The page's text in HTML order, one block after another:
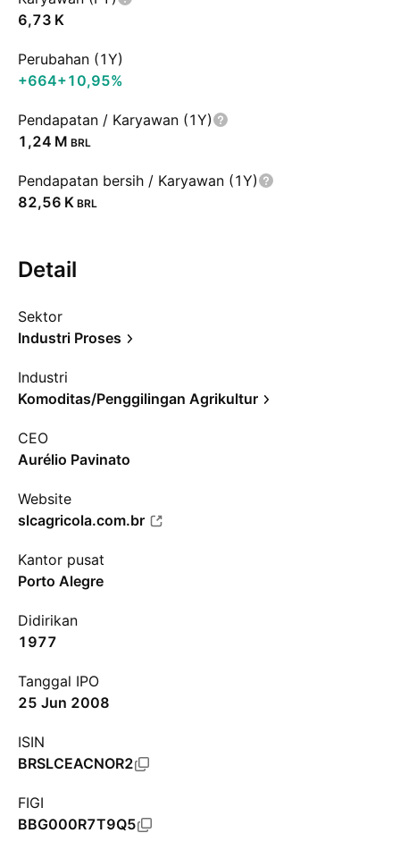
‪6,73 K‬
Perubahan (1Y)
+664+10,95%
Pendapatan / Karyawan (1Y)
‪1,24 M‬ BRL
Pendapatan bersih / Karyawan (1Y)
‪82,56 K‬ BRL
Detail
Sektor
Industri Proses
Industri
Komoditas/Penggilingan Agrikultur
CEO
Aurélio Pavinato
Website
slcagricola.com.br
Kantor pusat
Porto Alegre
Didirikan
1977
Tanggal IPO
25 Jun 2008
ISIN
BRSLCEACNOR2
FIGI
BBG000R7T9Q5